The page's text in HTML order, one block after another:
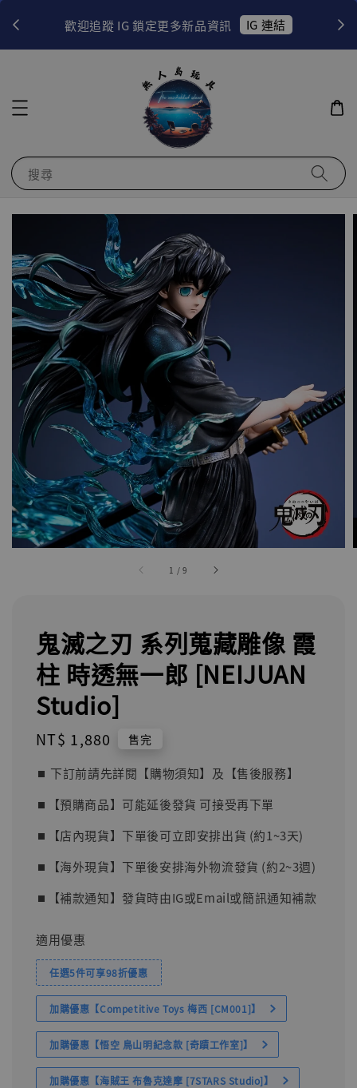
歡迎追蹤 IG 鎖定更多新品資訊 IG 連結
搜尋
1 /9
鬼滅之刃 系列蒐藏雕像 霞
柱 時透無一郎 [NEIJUAN
Studio]
Regular
NT$ 1,880 售完
⏹︎ 下訂前請先詳閱【購物須知】及【售後服務】
⏹︎【預購商品】可能延後發貨 可接受再下單
⏹︎【店內現貨】下單後可立即安排出貨 (約1~3天)
⏹︎【海外現貨】下單後安排海外物流發貨 (約2~3週)
⏹︎【補款通知】發貨時由IG或Email或簡訊通知補款
適用優惠
任選5件可享98折優惠
加購優惠【Competitive Toys 梅西 [CM001]】
加購優惠【悟空 鳥山明紀念款 [奇蹟工作室]】
加購優惠【海賊王 布魯克達摩 [7STARS Studio]】